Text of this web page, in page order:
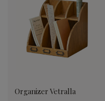
Organizer Vetralla